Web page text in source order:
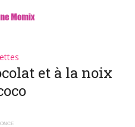
et à la noix